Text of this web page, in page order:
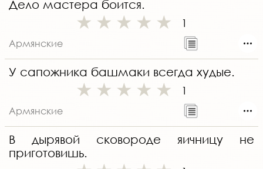
Дело мастера боится.
1
Армянские
У сапожника башмаки всегда худые.
1
Армянские
В дырявой сковороде яичницу не
приготовишь.